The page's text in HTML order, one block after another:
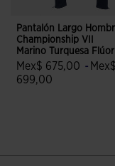
Pantalón Largo
Championship VII
Marino Turquesa Flúor
Mex$ 675,00 - Mex$
699,00